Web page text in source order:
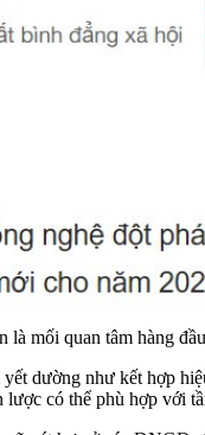
là mối quan tâm hàng
dường như kết hợp
có thể phù hợp với